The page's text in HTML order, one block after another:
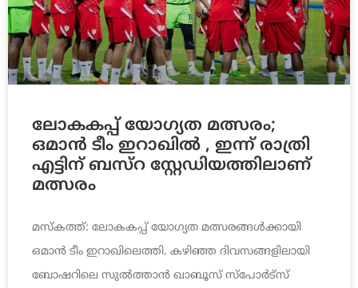
ലോകകപ്പ് യോഗ്യത മത്സരം;
ഒമാൻ ടീം ഇറാഖിൽ , ഇന്ന് രാ​ത്രി
എ​ട്ടി​ന് ബ​സ്റ സ്റ്റേ​ഡി​യ​ത്തി​ലാ​ണ്
മ​ത്സ​രം
മസ്കത്ത്: ലോകകപ്പ് യോഗ്യത മത്സരങ്ങൾക്കായി
ഒമാൻ ടീം ഇറാഖിലെത്തി. കഴിഞ്ഞ ദിവസങ്ങളിലായി
ബോഷറിലെ സുൽത്താൻ ഖാബൂസ് സ്പോർട്സ്